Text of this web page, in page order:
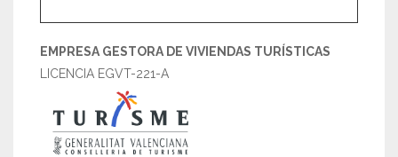
EMPRESA GESTORA DE VIVIENDAS TURÍSTICAS
LICENCIA EGVT-221-A